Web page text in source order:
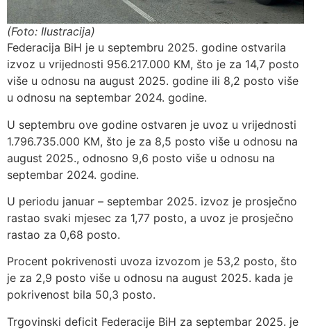
(Foto: Ilustracija)
Federacija BiH je u septembru 2025. godine ostvarila
izvoz u vrijednosti 956.217.000 KM, što je za 14,7 posto
više u odnosu na august 2025. godine ili 8,2 posto više
u odnosu na septembar 2024. godine.
U septembru ove godine ostvaren je uvoz u vrijednosti
1.796.735.000 KM, što je za 8,5 posto više u odnosu na
august 2025., odnosno 9,6 posto više u odnosu na
septembar 2024. godine.
U periodu januar – septembar 2025. izvoz je prosječno
rastao svaki mjesec za 1,77 posto, a uvoz je prosječno
rastao za 0,68 posto.
Procent pokrivenosti uvoza izvozom je 53,2 posto, što
je za 2,9 posto više u odnosu na august 2025. kada je
pokrivenost bila 50,3 posto.
Trgovinski deficit Federacije BiH za septembar 2025. je